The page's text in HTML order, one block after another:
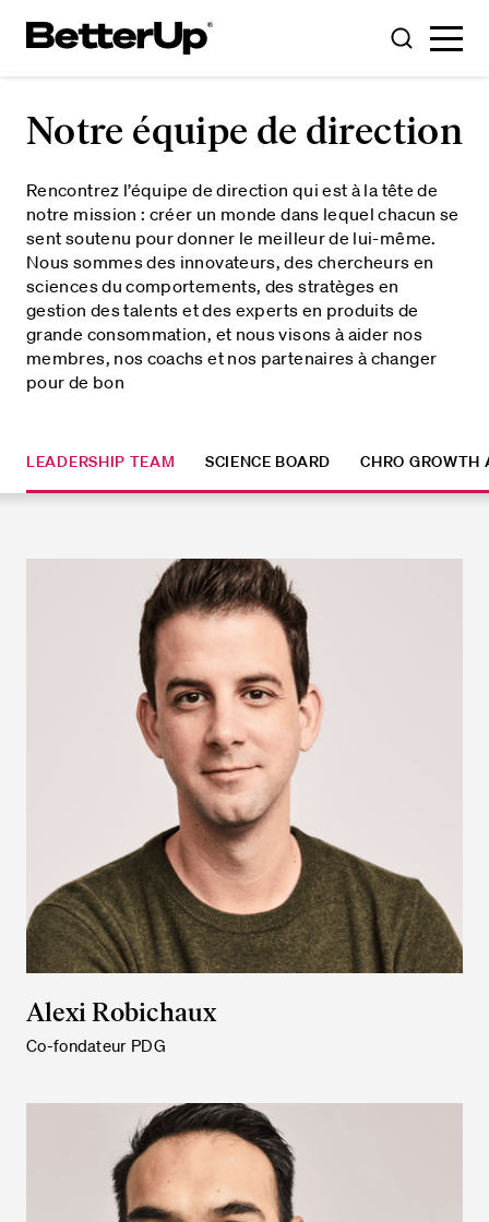
Toggle
Search
Toggle
Menu
Notre équipe de direction
Rencontrez l’équipe de direction qui est à la tête de
notre mission : créer un monde dans lequel chacun se
sent soutenu pour donner le meilleur de lui-même.
Nous sommes des innovateurs, des chercheurs en
sciences du comportements, des stratèges en
gestion des talents et des experts en produits de
grande consommation, et nous visons à aider nos
membres, nos coachs et nos partenaires à changer
pour de bon
LEADERSHIP TEAM SCIENCE BOARD CHRO GROWTH
Alexi Robichaux
Co-fondateur PDG